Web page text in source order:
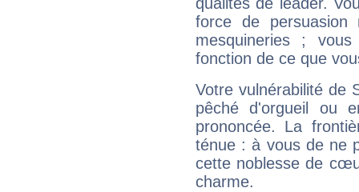
force de
mesquineries ;
fonction de ce que
Votre vulnérabilité de
pêché d'orgueil ou
prononcée. La
ténue : à vous de ne
cette noblesse de
charme.